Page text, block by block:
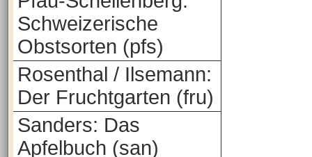
Schweizerische
Obstsorten (pfs)
Rosenthal / Ilsemann:
Der Fruchtgarten (fru)
Sanders: Das
Apfelbuch (san)